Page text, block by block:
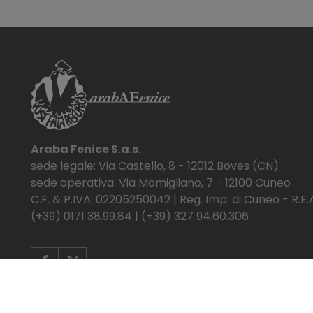
Araba Fenice S.a.s.
sede legale: Via Castello, 8 - 12012 Boves (CN)
sede operativa: Via Momigliano, 7 - 12100 Cuneo
C.F. & P.IVA. 02205250042 | Reg. Imp. di Cuneo -
(+39) 0171 38.99.84 | (+39) 327 94.60.306